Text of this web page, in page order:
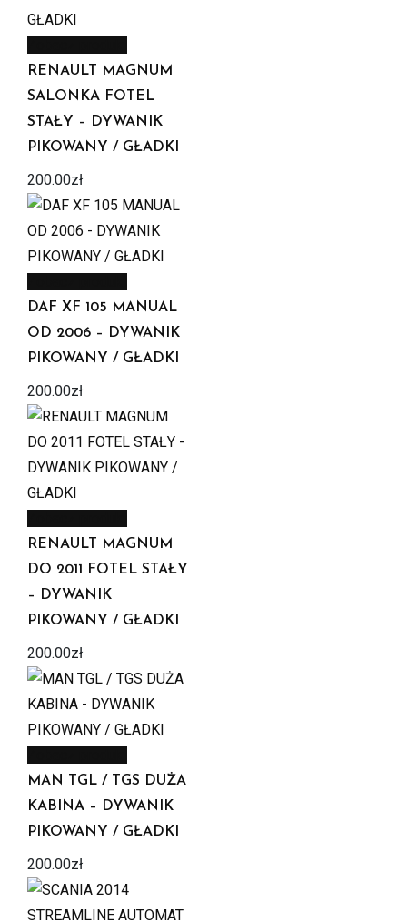
RENAULT MAGNUM
SALONKA FOTEL
STAŁY – DYWANIK
PIKOWANY / GŁADKI
200.00zł
DAF XF 105 MANUAL
OD 2006 – DYWANIK
PIKOWANY / GŁADKI
200.00zł
RENAULT MAGNUM
DO 2011 FOTEL STAŁY
– DYWANIK
PIKOWANY / GŁADKI
200.00zł
MAN TGL / TGS DUŻA
KABINA – DYWANIK
PIKOWANY / GŁADKI
200.00zł